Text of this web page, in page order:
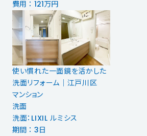
費用 ： 121万円
使い慣れた一面鏡を活かした
洗面リフォーム｜江戸川区
マンション
洗面
洗面：LIXIL ルミシス
期間 ： 3日